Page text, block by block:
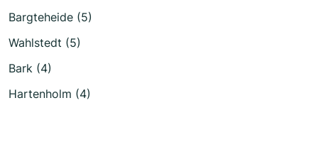
Bargteheide (5)
Wahlstedt (5)
Bark (4)
Hartenholm (4)